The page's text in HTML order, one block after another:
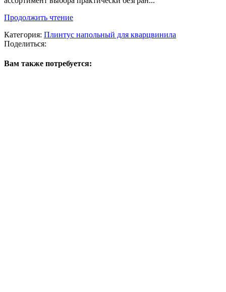
Продолжить чтение
Категория: Плинтус напольный для кварцвинила
Поделиться:
Вам также потребуется: